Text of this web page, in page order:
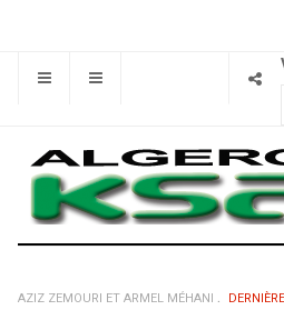
AZIZ ZEMOURI ET ARMEL MÉHANI DERNIÈRE